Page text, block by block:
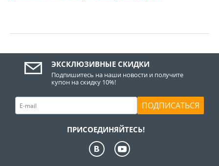
ЭКСКЛЮЗИВНЫЕ СКИДКИ
Подпишитесь на наши новости и получите
купон на скидку 10%!
ПОДПИСАТЬСЯ
ПРИСОЕДИНЯЙТЕСЬ!